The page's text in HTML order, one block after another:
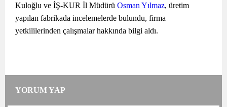
Kuloğlu ve İŞ-KUR İl Müdürü Osman Yılmaz, üretim
yapılan fabrikada incelemelerde bulundu, firma
yetkililerinden çalışmalar hakkında bilgi aldı.
YORUM YAP